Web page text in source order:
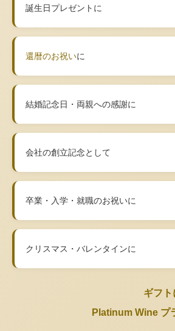
誕生日プレゼントに
還暦のお祝いに
結婚記念日・両親への感謝に
会社の創立記念として
卒業・入学・就職のお祝いに
クリスマス・バレンタインに
ギフ
Platinum Wine プ